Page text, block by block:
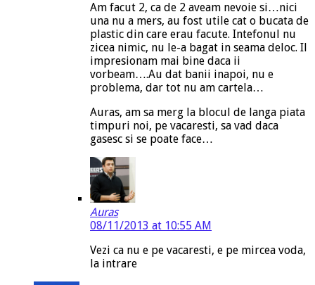
Am facut 2, ca de 2 aveam nevoie si…nici
una nu a mers, au fost utile cat o bucata de
plastic din care erau facute. Intefonul nu
zicea nimic, nu le-a bagat in seama deloc. Il
impresionam mai bine daca ii
vorbeam….Au dat banii inapoi, nu e
problema, dar tot nu am cartela…
Auras, am sa merg la blocul de langa piata
timpuri noi, pe vacaresti, sa vad daca
gasesc si se poate face…
Auras
08/11/2013 at 10:55 AM
Vezi ca nu e pe vacaresti, e pe mircea voda,
la intrare